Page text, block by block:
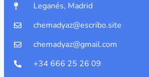
Leganés, Madrid
chemadyaz@escribo.site
chemadyaz@gmail.com
+34 666 25 26 09